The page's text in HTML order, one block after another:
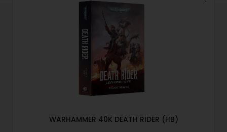
WARHAMMER 40K DEATH RIDER (HB)